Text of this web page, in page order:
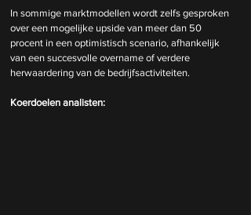
In sommige marktmodellen wordt zelfs gesproken
over een mogelijke upside van meer dan 50
procent in een optimistisch scenario, afhankelijk
van een succesvolle overname of verdere
herwaardering van de bedrijfsactiviteiten.
Koerdoelen analisten: